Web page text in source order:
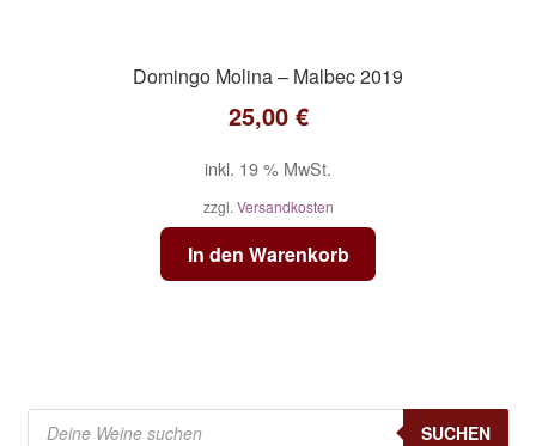
Domingo Molina – Malbec 2019
25,00 €
inkl. 19 % MwSt.
zzgl.Versandkosten
In den Warenkorb
Products
search SUCHEN